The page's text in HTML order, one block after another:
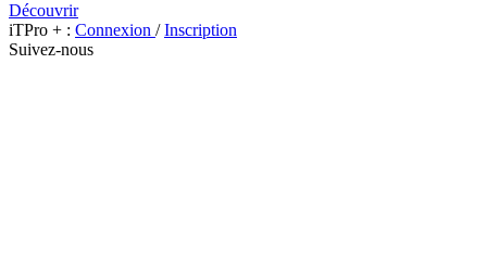
Découvrir
iTPro + : Connexion /Inscription
Suivez-nous